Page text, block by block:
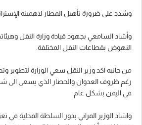
وشدد على ضرورة تأهيل المطار لاهميته
وأشاد السامعي بجهود قيادة وزارة النقل
النهوض بقطاعات النقل المختلفة.
من جانبه اكد وزير النقل سعي الوزارة لتطوير
رغم ظروف العدوان والحصار الذي يسعى الى شل
في اليمن بشكل عام.
واشاد الوزير المراني بدور السلطة المحلية في